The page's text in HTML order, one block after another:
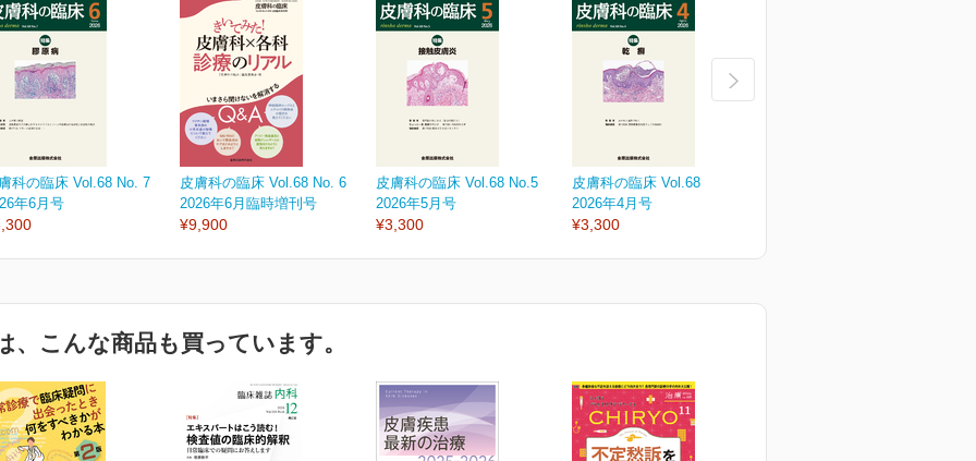
科の臨床 Vol.68 No. 7
年6月号
皮膚科の臨床 Vol.68 No. 6
2026年6月臨時増刊号
¥9,900
皮膚科の臨床 Vol.68 No.5
2026年5月号
¥3,300
皮膚科の臨床 Vol.68 No. 4
2026年4月号
¥3,300
、こんな商品も買っています。